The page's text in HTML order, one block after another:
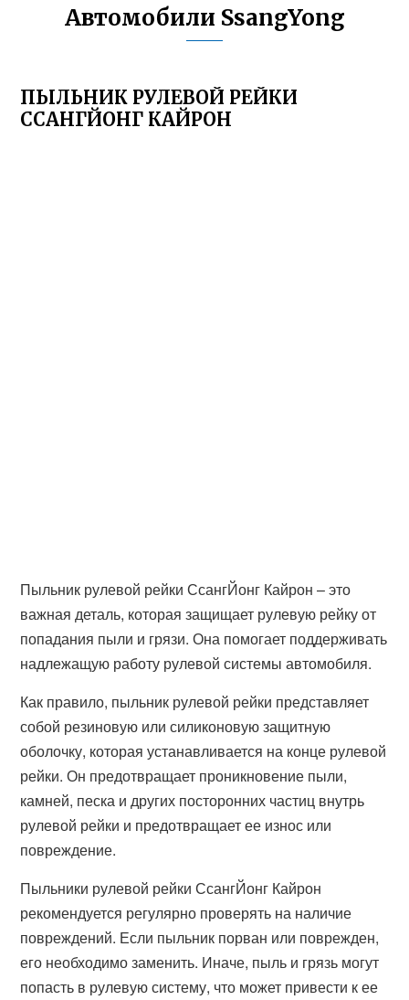
Автомобили SsangYong
ПЫЛЬНИК РУЛЕВОЙ РЕЙКИ
ССАНГЙОНГ КАЙРОН
Пыльник рулевой рейки СсангЙонг Кайрон – это
важная деталь, которая защищает рулевую рейку от
попадания пыли и грязи. Она помогает поддерживать
надлежащую работу рулевой системы автомобиля.
Как правило, пыльник рулевой рейки представляет
собой резиновую или силиконовую защитную
оболочку, которая устанавливается на конце рулевой
рейки. Он предотвращает проникновение пыли,
камней, песка и других посторонних частиц внутрь
рулевой рейки и предотвращает ее износ или
повреждение.
Пыльники рулевой рейки СсангЙонг Кайрон
рекомендуется регулярно проверять на наличие
повреждений. Если пыльник порван или поврежден,
его необходимо заменить. Иначе, пыль и грязь могут
попасть в рулевую систему, что может привести к ее